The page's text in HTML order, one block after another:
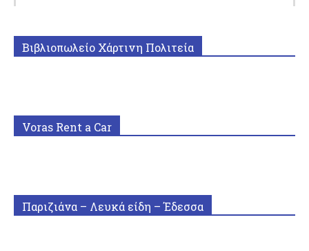
Βιβλιοπωλείο Χάρτινη Πολιτεία
Voras Rent a Car
Παριζιάνα – Λευκά είδη – Έδεσσα